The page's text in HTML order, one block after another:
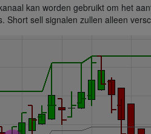
kan worden gebruikt om het
Short sell signalen zullen alleen